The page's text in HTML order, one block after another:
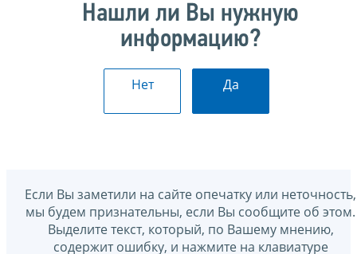
Нашли ли Вы нужную
информацию?
Нет Да
Если Вы заметили на сайте опечатку или неточность,
мы будем признательны, если Вы сообщите об этом.
Выделите текст, который, по Вашему мнению,
содержит ошибку, и нажмите на клавиатуре